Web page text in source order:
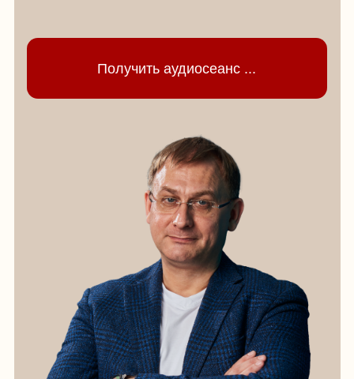
Телефон: +7 (968) 710-83-86
Блог
ИНН 772318767165
40802810902580007034